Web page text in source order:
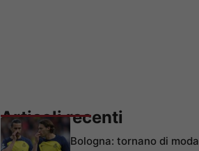
Articoli recenti
Bologna: tornano di moda